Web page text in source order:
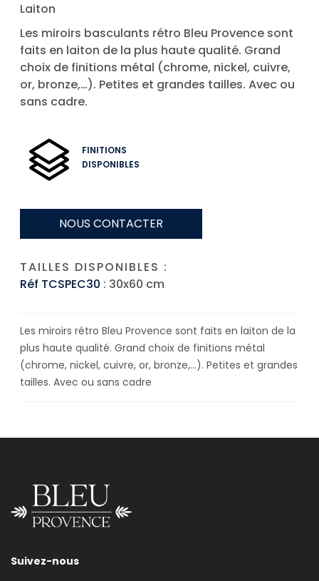
Laiton
Les miroirs basculants rétro Bleu Provence sont
faits en laiton de la plus haute qualité. Grand
choix de finitions métal (chrome, nickel, cuivre,
or, bronze,…). Petites et grandes tailles. Avec ou
sans cadre.
FINITIONS
DISPONIBLES
NOUS CONTACTER
TAILLES DISPONIBLES :
Réf TCSPEC30 : 30x60 cm
Les miroirs rétro Bleu Provence sont faits en laiton de la
plus haute qualité. Grand choix de finitions métal
(chrome, nickel, cuivre, or, bronze,…). Petites et grandes
tailles. Avec ou sans cadre
Suivez-nous